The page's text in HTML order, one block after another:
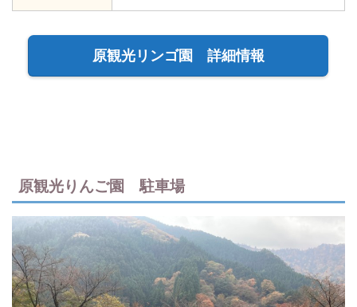
原観光リンゴ園 詳細情報
原観光りんご園 駐車場